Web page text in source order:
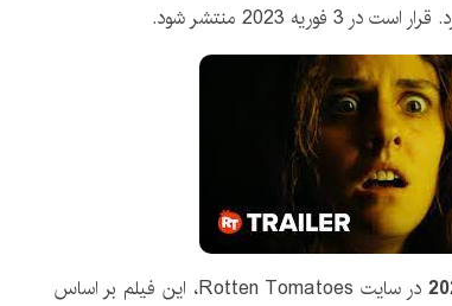
2023 منتشر شود.
در سایت Rotten Tomatoes، این فیلم بر اساس